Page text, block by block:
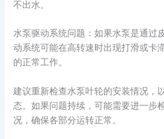
不出水。
水泵驱动系统问题：如果水泵是通过
动系统可能在高转速时出现打滑或卡
的正常工作。
建议重新检查水泵叶轮的安装情况，
态。如果问题持续，可能需要进一步
况，确保各部分运转正常。